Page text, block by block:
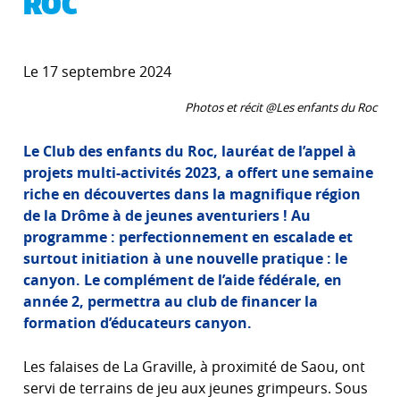
ROC
Le 17 septembre 2024
Photos et récit @Les enfants du Roc
Le Club des enfants du Roc, lauréat de l’appel à
projets multi-activités 2023, a offert une semaine
riche en découvertes dans la magnifique région
de la Drôme à de jeunes aventuriers ! Au
programme : perfectionnement en escalade et
surtout initiation à une nouvelle pratique : le
canyon. Le complément de l’aide fédérale, en
année 2, permettra au club de financer la
formation d’éducateurs canyon.
Les falaises de La Graville, à proximité de Saou, ont
servi de terrains de jeu aux jeunes grimpeurs. Sous